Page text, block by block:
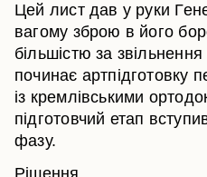
Цей лист дав у руки
вагому зброю в його
більшістю за
починає артпідготовку
із кремлівськими
підготовчий етап
фазу.
Рішення